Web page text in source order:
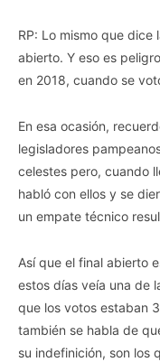
RP: Lo mismo que
abierto. Y eso es
en 2018, cuando se
En esa ocasión,
legisladores
celestes pero, cuando
habló con ellos y se
un empate técnico
Así que el final abierto
estos días veía una de
que los votos estaban
también se habla de
su indefinición, son los